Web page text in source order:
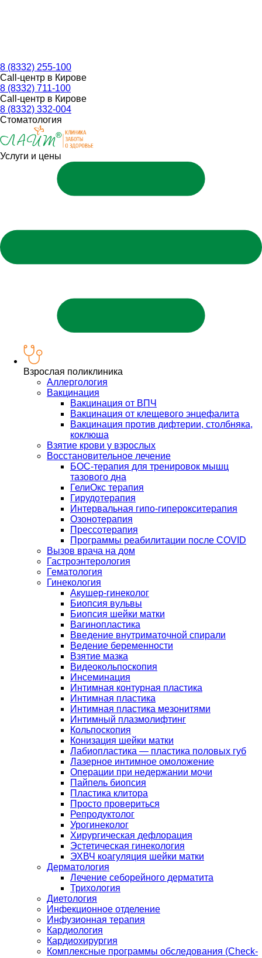
8 (8332) 255-100
Call-центр в Кирове
8 (8332) 711-100
Call-центр в Кирове
8 (8332) 332-004
Стоматология
Услуги и цены
Взрослая поликлиника
Аллергология
Вакцинация
Вакцинация от ВПЧ
Вакцинация от клещевого энцефалита
Вакцинация против дифтерии, столбняка,
коклюша
Взятие крови у взрослых
Восстановительное лечение
БОС-терапия для тренировок мышц
тазового дна
ГелиОкс терапия
Гирудотерапия
Интервальная гипо-гиперокситерапия
Озонотерапия
Прессотерапия
Программы реабилитации после СOVID
Вызов врача на дом
Гастроэнтерология
Гематология
Гинекология
Акушер-гинеколог
Биопсия вульвы
Биопсия шейки матки
Вагинопластика
Введение внутриматочной спирали
Ведение беременности
Взятие мазка
Видеокольпоскопия
Инсеминация
Интимная контурная пластика
Интимная пластика
Интимная пластика мезонитями
Интимный плазмолифтинг
Кольпоскопия
Конизация шейки матки
Лабиопластика — пластика половых губ
Лазерное интимное омоложение
Операции при недержании мочи
Пайпель биопсия
Пластика клитора
Просто провериться
Репродуктолог
Урогинеколог
Хирургическая дефлорация
Эстетическая гинекология
ЭХВЧ коагуляция шейки матки
Дерматология
Лечение себорейного дерматита
Трихология
Диетология
Инфекционное отделение
Инфузионная терапия
Кардиология
Кардиохирургия
Комплексные программы обследования (Check-